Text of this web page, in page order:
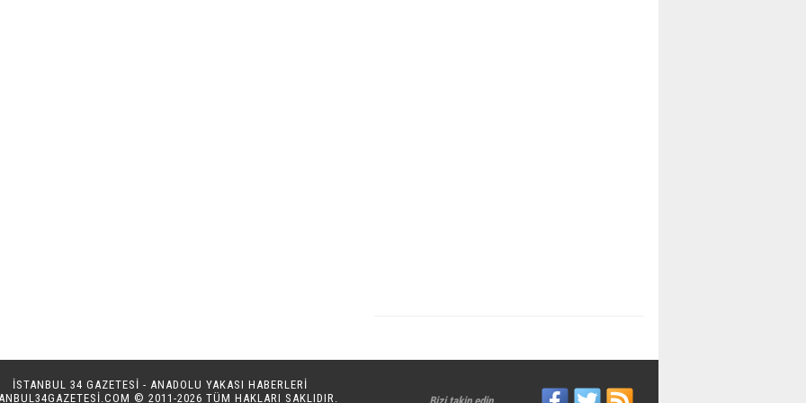
İSTANBUL 34 GAZETESİ - ANADOLU YAKASI HABERLERİ
© 2011-2026 TÜM HAKLARI SAKLIDIR.